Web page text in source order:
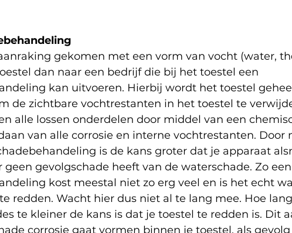
gekomen met een vorm van vocht (water,
dan naar een bedrijf die bij het toestel een
kan uitvoeren. Hierbij wordt het toestel
de zichtbare vochtrestanten in het toestel te
alle lossen onderdelen door middel van een
van alle corrosie en interne vochtrestanten. Door
is de kans groter dat je apparaat
geen gevolgschade heeft van de waterschade. Zo een
kost meestal niet zo erg veel en is het echt
redden. Wacht hier dus niet al te lang mee. Hoe
te kleiner de kans is dat je toestel te redden is. Dit
corrosie gaat vormen binnen je toestel, als